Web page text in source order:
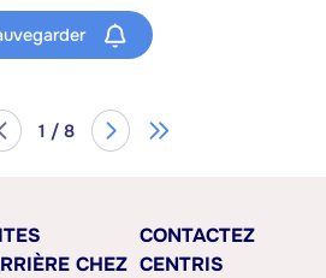
1 / 8
CHEZ
CONTACTEZ
CENTRIS